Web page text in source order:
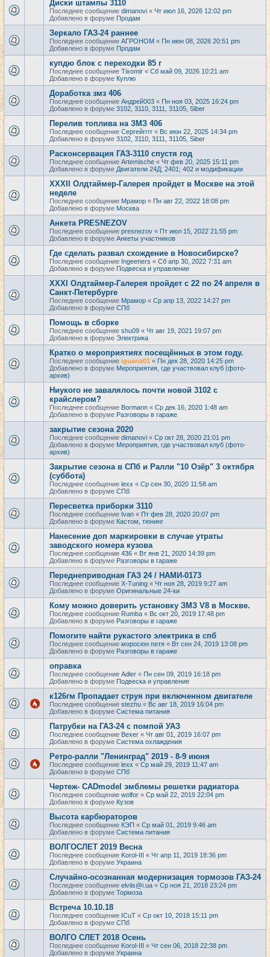
Диски штампы 3110
Последнее сообщение dimanovi « Чт июл 16, 2026 12:02 pm
Добавлено в форуме Продам
Зеркало ГАЗ-24 раннее
Последнее сообщение АГРОНОМ « Пн июн 08, 2026 20:51 pm
Добавлено в форуме Продам
купдю блок с переходки 85 г
Последнее сообщение Tixomir « Сб май 09, 2026 10:21 am
Добавлено в форуме Куплю
Доработка змз 406
Последнее сообщение Андрей003 « Пн ноя 03, 2025 16:24 pm
Добавлено в форуме 3102, 3110, 3111, 31105, Siber
Перелив топлива на ЗМЗ 406
Последнее сообщение Сергейrrrr « Вс июн 22, 2025 14:34 pm
Добавлено в форуме 3102, 3110, 3111, 31105, Siber
Расконсервация ГАЗ-3110 спустя год
Последнее сообщение Artemische « Чт фев 20, 2025 15:11 pm
Добавлено в форуме Двигатели 24Д; 2401; 402 и модификации
XXXII Олдтаймер-Галерея пройдет в Москве на этой
неделе
Последнее сообщение Мрамор « Пн авг 22, 2022 18:08 pm
Добавлено в форуме Москва
Анкета PRESNEZOV
Последнее сообщение presnezov « Пт июл 15, 2022 21:55 pm
Добавлено в форуме Анкеты участников
Где сделать развал схождение в Новосибирске?
Последнее сообщение Ingeeners « Сб апр 30, 2022 7:31 am
Добавлено в форуме Подвеска и управление
XXXI Олдтаймер-Галерея пройдет с 22 по 24 апреля в
Санкт-Петербурге
Последнее сообщение Мрамор « Ср апр 13, 2022 14:27 pm
Добавлено в форуме СПб
Помощь в сборке
Последнее сообщение shu09 « Чт авг 19, 2021 19:07 pm
Добавлено в форуме Электрика
Кратко о мероприятиях посещённых в этом году.
Последнее сообщение iguana01 « Пн дек 28, 2020 14:25 pm
Добавлено в форуме Мероприятия, где участвовал клуб (фото-
архив)
Ниукого не завалялось почти новой 3102 с
крайслером?
Последнее сообщение Bormann « Ср дек 16, 2020 1:48 am
Добавлено в форуме Разговоры в гараже
закрытие сезона 2020
Последнее сообщение dimanovi « Ср окт 28, 2020 21:01 pm
Добавлено в форуме Мероприятия, где участвовал клуб (фото-
архив)
Закрытие сезона в СПб и Ралли "10 Озёр" 3 октября
(суббота)
Последнее сообщение lexx « Ср сен 30, 2020 11:58 am
Добавлено в форуме СПб
Пересветка приборки 3110
Последнее сообщение Ivan « Пт фев 28, 2020 20:07 pm
Добавлено в форуме Кастом, тюнинг
Нанесение доп маркировки в случае утраты
заводского номера кузова
Последнее сообщение 436 « Вт янв 21, 2020 14:39 pm
Добавлено в форуме Разговоры в гараже
Переднеприводная ГАЗ 24 / НАМИ-0173
Последнее сообщение X-Tuning « Чт ноя 28, 2019 9:27 am
Добавлено в форуме Оригинальные 24-ки
Кому можно доверить установку ЗМЗ V8 в Москве.
Последнее сообщение Rumba « Вс окт 20, 2019 17:48 pm
Добавлено в форуме Разговоры в гараже
Помогите найти рукастого электрика в спб
Последнее сообщение моросюн петя « Вт сен 24, 2019 13:08 pm
Добавлено в форуме Разговоры в гараже
оправка
Последнее сообщение Adler « Пн сен 09, 2019 16:18 pm
Добавлено в форуме Подвеска и управление
к126гм Пропадает струя при включенном двигателе
Последнее сообщение stezhu « Вс авг 18, 2019 16:04 pm
Добавлено в форуме Система питания
Патрубки на ГАЗ-24 с помпой УАЗ
Последнее сообщение Bexer « Чт авг 01, 2019 16:07 pm
Добавлено в форуме Система охлаждения
Ретро-ралли "Ленинград" 2019 - 8-9 июня
Последнее сообщение lexx « Ср май 29, 2019 11:47 am
Добавлено в форуме СПб
Чертеж- CADmodel эмблемы решетки радиатора
Последнее сообщение wolfor « Ср май 22, 2019 22:04 pm
Добавлено в форуме Кузов
Высота карбюраторов
Последнее сообщение КЭП « Ср май 01, 2019 9:46 am
Добавлено в форуме Система питания
ВОЛГОСЛЕТ 2019 Весна
Последнее сообщение Korol-III « Чт апр 11, 2019 18:36 pm
Добавлено в форуме Украина
Случайно-осознанная модернизация тормозов ГАЗ-24
Последнее сообщение elviis@i.ua « Ср ноя 21, 2018 23:24 pm
Добавлено в форуме Тормоза
Встреча 10.10.18
Последнее сообщение ICuT « Ср окт 10, 2018 15:11 pm
Добавлено в форуме СПб
ВОЛГО СЛЕТ 2018 Осень
Последнее сообщение Korol-III « Чт сен 06, 2018 22:38 pm
Добавлено в форуме Украина